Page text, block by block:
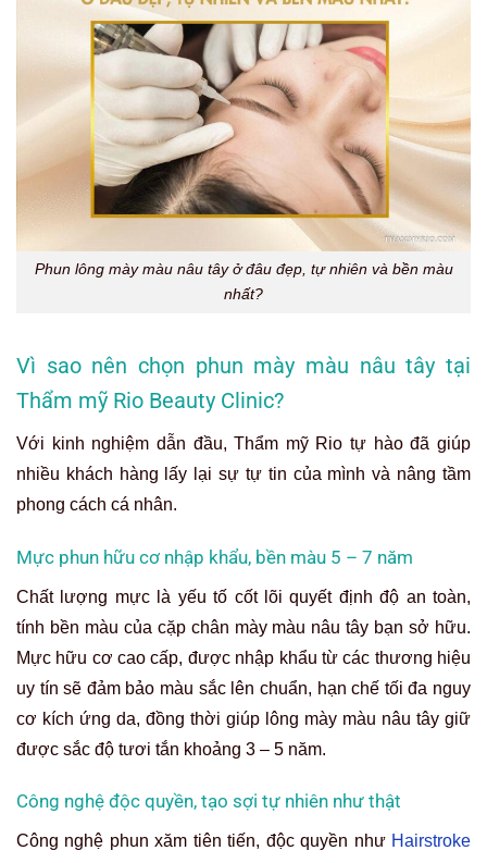
Phun lông mày màu nâu tây ở đâu đẹp, tự nhiên và bền màu
nhất?
Vì sao nên chọn phun mày màu nâu tây tại
Thẩm mỹ Rio Beauty Clinic?
Với kinh nghiệm dẫn đầu, Thẩm mỹ Rio tự hào đã giúp
nhiều khách hàng lấy lại sự tự tin của mình và nâng tầm
phong cách cá nhân.
Mực phun hữu cơ nhập khẩu, bền màu 5 – 7 năm
Chất lượng mực là yếu tố cốt lõi quyết định độ an toàn,
tính bền màu của cặp chân mày màu nâu tây bạn sở hữu.
Mực hữu cơ cao cấp, được nhập khẩu từ các thương hiệu
uy tín sẽ đảm bảo màu sắc lên chuẩn, hạn chế tối đa nguy
cơ kích ứng da, đồng thời giúp lông mày màu nâu tây giữ
được sắc độ tươi tắn khoảng 3 – 5 năm.
Công nghệ độc quyền, tạo sợi tự nhiên như thật
Công nghệ phun xăm tiên tiến, độc quyền như Hairstroke